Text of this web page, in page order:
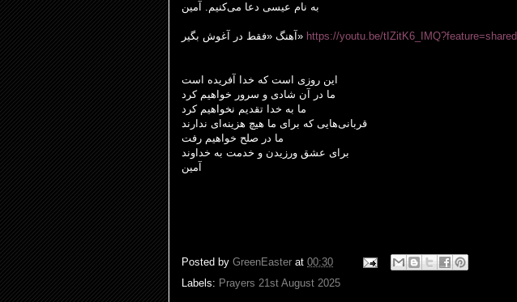
به نام عیسی دعا می‌کنیم. آمین
آهنگ «فقط در آغوش بگیر» https://youtu.be/tIZitK6_IMQ?feature=shared
این روزی است که خدا آفریده است
ما در آن شادی و سرور خواهیم کرد
ما به خدا تقدیم نخواهیم کرد
قربانی‌هایی که برای ما هیچ هزینه ای ندارند
ما در صلح خواهیم رفت
برای عشق ورزیدن و خدمت به خداوند
آمین
Posted by GreenEaster at 00:30
Labels: Prayers 21st August 2025